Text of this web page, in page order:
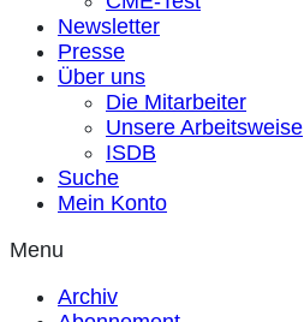
Newsletter
Presse
Über uns
Die Mitarbeiter
Unsere Arbeitsweise
ISDB
Suche
Mein Konto
Menu
Archiv